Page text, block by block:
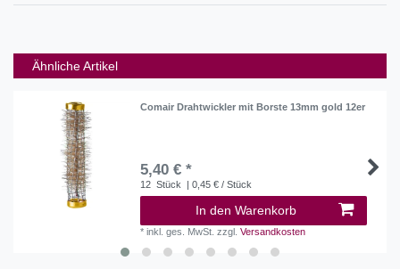
Ähnliche Artikel
Comair Drahtwickler mit Borste 13mm gold 12er
5,40 € *
12 Stück | 0,45 € / Stück
In den Warenkorb
*inkl. ges. MwSt. zzgl.Versandkosten